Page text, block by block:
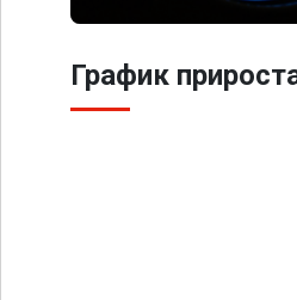
График